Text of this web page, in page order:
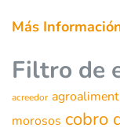
Más
Filtro de
acreedor
morosos cobro